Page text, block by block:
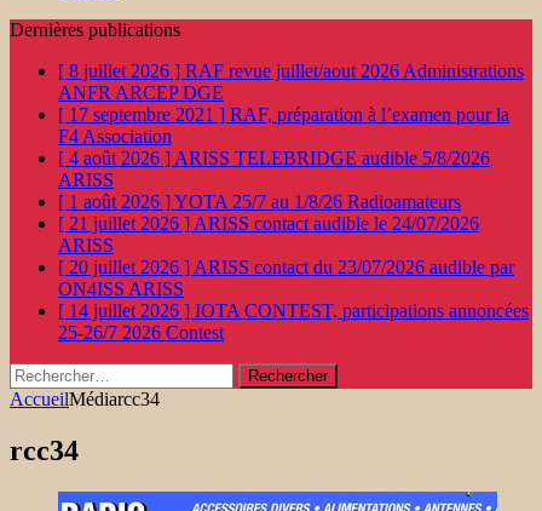
Dernières publications
[ 8 juillet 2026 ] RAF revue juillet/aout 2026 Administrations
ANFR ARCEP DGE
[ 17 septembre 2021 ] RAF, préparation à l’examen pour la
F4 Association
[ 4 août 2026 ] ARISS TELEBRIDGE audible 5/8/2026
ARISS
[ 1 août 2026 ]YOTA 25/7 au 1/8/26 Radioamateurs
[ 21 juillet 2026 ] ARISS contact audible le 24/07/2026
ARISS
[ 20 juillet 2026 ] ARISS contact du 23/07/2026 audible par
ON4ISS ARISS
[ 14 juillet 2026 ] IOTA CONTEST, participations annoncées
25-26/7 2026 Contest
Rechercher :
AccueilMédiarcc34
rcc34